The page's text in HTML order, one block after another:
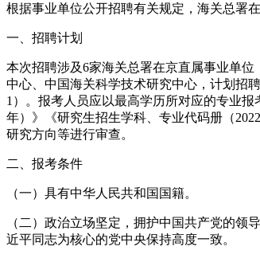
根据事业单位公开招聘有关规定，海关总署
一、招聘计划
本次招聘涉及6家海关总署在京直属事业单
中心、中国海关科学技术研究中心，计划招
1）。报考人员应以最高学历所对应的专业
年）》《研究生招生学科、专业代码册（
研究方向等进行审查。
二、报考条件
（一）具有中华人民共和国国籍。
（二）政治立场坚定，拥护中国共产党的领
近平同志为核心的党中央保持高度一致。